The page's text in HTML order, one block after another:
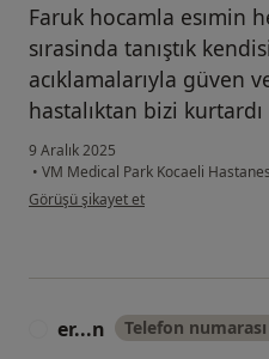
Faruk hocamla esımin
sırasinda tanıştık
acıklamalarıyla güven
hastalıktan bizi
9 Aralık 2025
• VM Medical Park Kocaeli
kullanıcının görüşüne göre s.....
Görüşü şikayet et
er...n Telefon